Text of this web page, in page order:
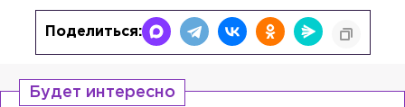
Поделиться:
Будет интересно